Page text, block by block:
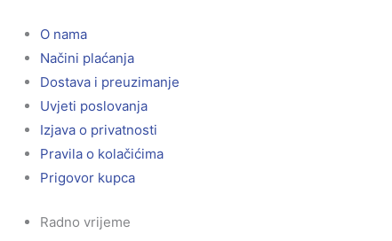
O nama
Načini plaćanja
Dostava i preuzimanje
Uvjeti poslovanja
Izjava o privatnosti
Pravila o kolačićima
Prigovor kupca
Radno vrijeme